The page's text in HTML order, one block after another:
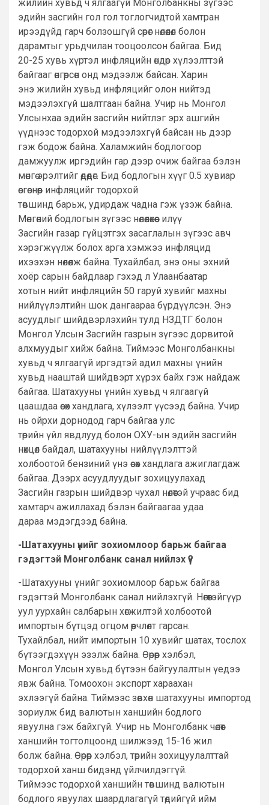
жилийн хувьд ч ялгаагүй Монголбанкны зүгээс
эдийн засгийн гол гол тоглогчидтой хамтран
ирээдүйд гарч болзошгүй сөрөг нөлөөлөл болон
дарамтыг урьдчилан тооцоолсон байгаа. Бид
20-25 хувь хүртэл инфляцийн өндөр хүлээлттэй
байгааг өнгөрсөн онд мэдээлж байсан. Харин
энэ жилийн хувьд инфляцийг олон нийтэд
мэдээлэхгүй шалтгаан байна. Учир нь Монгол
Улсынхаа эдийн засгийн нийтлэг эрх ашгийн
үүднээс тодорхой мэдээлэхгүй байсан нь дээр
гэж бодож байна. Халамжийн бодлогоор
дамжуулж иргэдийн гар дээр очиж байгаа бэлэн
мөнгө эрэлтийг өдөөдөг. Бид бодлогын хүүг 0.5 хувиар
өсгөснөөр инфляцийг тодорхой
төвшинд барьж, удирдаж чадна гэж үзэж байна.
Мөнгөний бодлогын зүгээс нөлөөлөхөөс илүү
Засгийн газар гүйцэтгэх засаглалын зүгээс авч
хэрэгжүүлж болох арга хэмжээ инфляцид
ихээхэн нөлөөлж байна. Тухайлбал, энэ оны эхний
хоёр сарын байдлаар гэхэд л Улаанбаатар
хотын нийт инфляцийн 50 гаруй хувийг махны
нийлүүлэлтийн шок дангаараа бүрдүүлсэн. Энэ
асуудлыг шийдвэрлэхийн тулд НЗДТГ болон
Монгол Улсын Засгийн газрын зүгээс дорвитой
алхмуудыг хийж байна. Тиймээс Монголбанкны
хувьд ч ялгаагүй иргэдтэй адил махны үнийн
хувьд нааштай шийдвэрт хүрэх байх гэж найдаж
байгаа. Шатахууны үнийн хувьд ч ялгаагүй
цаашдаа өсөх хандлага, хүлээлт үүсээд байна. Учир
нь ойрхи дорнодод гарч байгаа улс
төрийн үйл явдлууд болон ОХУ-ын эдийн засгийн
нөхцөл байдал, шатахууны нийлүүлэлттэй
холбоотой бензиний үнэ өсөх хандлага ажиглагдаж
байгаа. Дээрх асуудлуудыг зохицуулахад
Засгийн газрын шийдвэр чухал нөлөөтэй учраас бид
хамтарч ажиллахад бэлэн байгаагаа удаа
дараа мэдэгдээд байна.
-Шатахууны үнийг зохиомлоор барьж байгаа
гэдэгтэй Монголбанк санал нийлэх үү?
-Шатахууны үнийг зохиомлоор барьж байгаа
гэдэгтэй Монголбанк санал нийлэхгүй. Нөгөөтэйгүүр
уул уурхайн салбарын хөгжилтэй холбоотой
импортын бүтцэд огцом өөрчлөлт гарсан.
Тухайлбал, нийт импортын 10 хувийг шатах, тослох
бүтээгдэхүүн эзэлж байна. Өөрөөр хэлбэл,
Монгол Улсын хувьд бүтээн байгуулалтын үедээ
явж байна. Томоохон экспорт хараахан
эхлээгүй байна. Тиймээс зөвхөн шатахууны импортод
зориулж бид валютын ханшийн бодлого
явуулна гэж байхгүй. Учир нь Монголбанк чөлөөт
ханшийн тогтолцоонд шилжээд 15-16 жил
болж байна. Өөрөөр хэлбэл, төрийн зохицуулалттай
тодорхой ханш бидэнд үйлчилдэггүй.
Тиймээс тодорхой ханшийн төвшинд валютын
бодлого явуулах шаардлагагүй төдийгүй ийм